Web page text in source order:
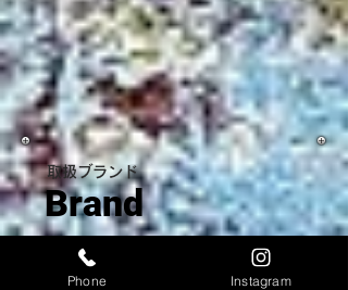
取扱ブランド
Brand
Phone Instagram